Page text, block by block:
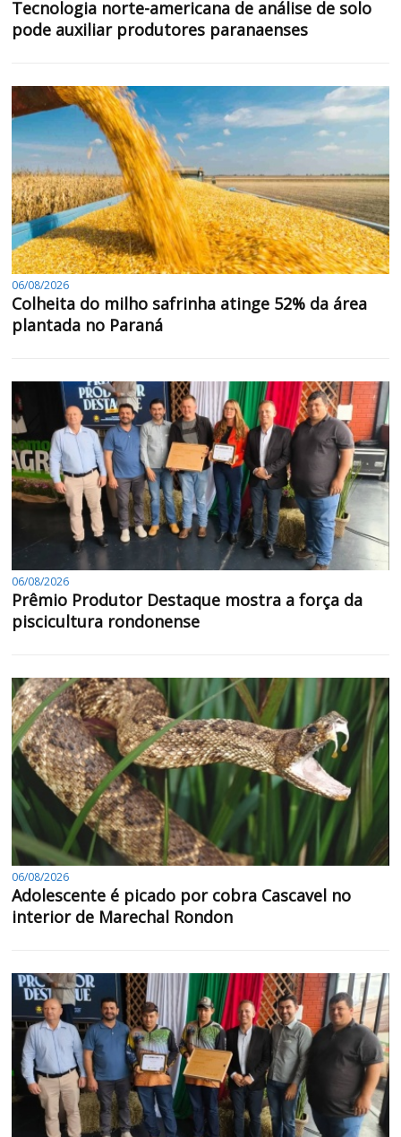
Tecnologia norte-americana de análise de solo
pode auxiliar produtores paranaenses
06/08/2026
Colheita do milho safrinha atinge 52% da área
plantada no Paraná
06/08/2026
Prêmio Produtor Destaque mostra a força da
piscicultura rondonense
06/08/2026
Adolescente é picado por cobra Cascavel no
interior de Marechal Rondon